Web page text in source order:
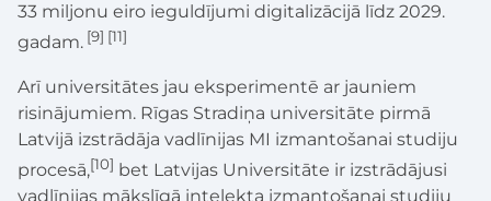
33 miljonu eiro ieguldījumi digitalizācijā līdz 2029.
gadam. [9] [11]
Arī universitātes jau eksperimentē ar jauniem
risinājumiem. Rīgas Stradiņa universitāte pirmā
Latvijā izstrādāja vadlīnijas MI izmantošanai studiju
procesā,[10] bet Latvijas Universitāte ir izstrādājusi
vadlīnijas mākslīgā intelekta izmantošanai studiju